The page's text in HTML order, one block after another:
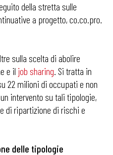
della stretta sulle
a progetto, co.co.pro.
sulla scelta di abolire
e il job sharing. Si tratta in
22 milioni di occupati e non
intervento su tali tipologie,
di ripartizione di rischi e
delle tipologie